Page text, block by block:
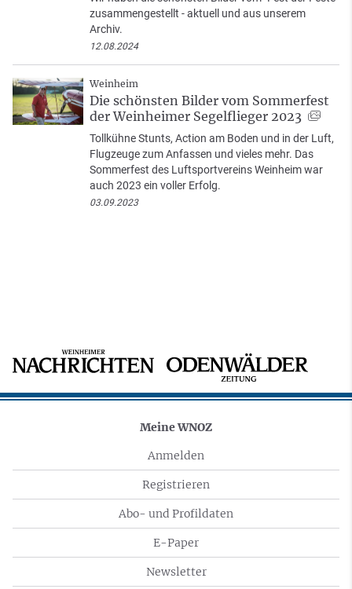
zusammengestellt - aktuell und aus unserem
Archiv.
12.08.2024
Weinheim
Die schönsten Bilder vom Sommerfest
der Weinheimer Segelflieger 2023
Tollkühne Stunts, Action am Boden und in der Luft,
Flugzeuge zum Anfassen und vieles mehr. Das
Sommerfest des Luftsportvereins Weinheim war
auch 2023 ein voller Erfolg.
03.09.2023
Meine WNOZ
Anmelden
Registrieren
Abo- und Profildaten
E-Paper
Newsletter